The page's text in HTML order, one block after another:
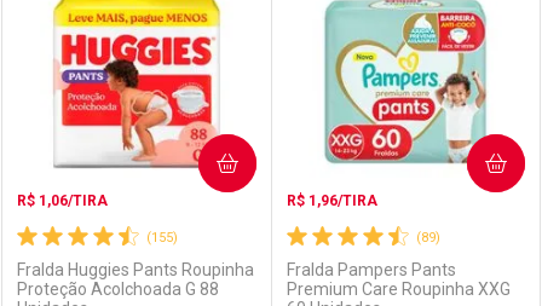
Laboratório
Por Menos Laboratório
Por Menos
(155)
R$ 1,06/TIRA
Fralda Huggies Pants Roupinha
Proteção Acolchoada G 88
COMPRAR
(89)
R$ 1,96/TIRA
Fralda Pampers Pants
Premium Care Roupinha XXG
COMPRAR